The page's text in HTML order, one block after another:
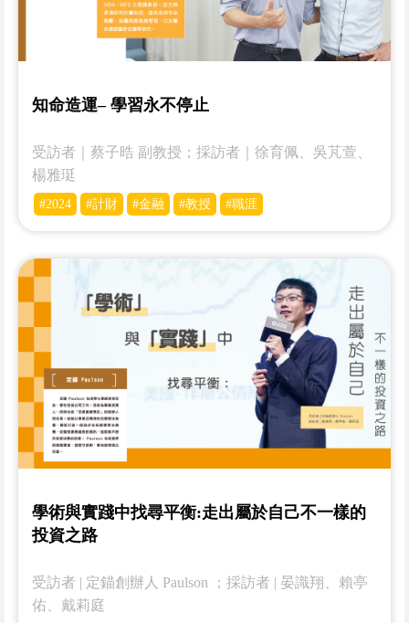
知命造運– 學習永不停止
受訪者｜蔡子晧 副教授；採訪者｜徐育佩、吳芃萱、
楊雅珽
#2024 #計財 #金融 #教授 #職涯
學術與實踐中找尋平衡:走出屬於自己不一樣的
投資之路
受訪者 | 定錨創辦人 Paulson ；採訪者 | 晏識翔、賴亭
佑、戴莉庭